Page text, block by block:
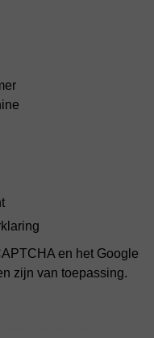
en het Google
zijn van toepassing.